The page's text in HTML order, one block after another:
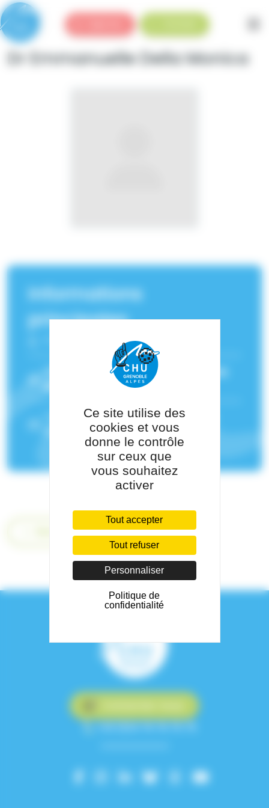
Dr Emmanuelle Della Monica
Informations
principales
Médecin
Service(s) de rattachement :
gériatrique - Voiron
Pôle de rattachement :Pôle Médico-
Chirurgical Voiron
+33 (0)4 76 76 75 75
Panneau de gestion des cookies
Ce site utilise des
cookies et vous
donne le contrôle
sur ceux que
vous souhaitez
activer
Tout accepter
Tout refuser
Personnaliser
Politique de
confidentialité